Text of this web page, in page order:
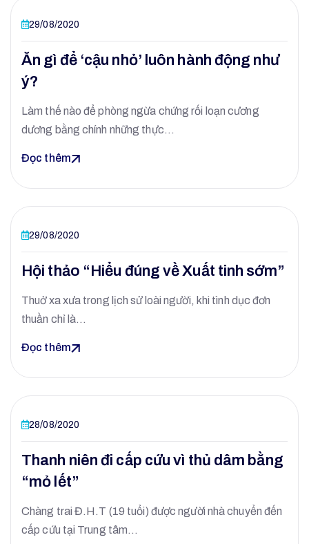
29/08/2020
Ăn gì để ‘cậu nhỏ’ luôn hành động như
ý?
Làm thế nào để phòng ngừa chứng rối loạn cương
dương bằng chính những thực…
Đọc thêm
29/08/2020
Hội thảo “Hiểu đúng về Xuất tinh sớm”
Thuở xa xưa trong lịch sử loài người, khi tình dục đơn
thuần chỉ là…
Đọc thêm
28/08/2020
Thanh niên đi cấp cứu vì thủ dâm bằng
“mỏ lết”
Chàng trai Đ.H.T (19 tuổi) được người nhà chuyển đến
cấp cứu tại Trung tâm…